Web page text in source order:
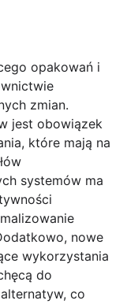
opakowań i
zmian.
jest obowiązek
które mają na
systemów ma
nowe
wykorzystania
do
co